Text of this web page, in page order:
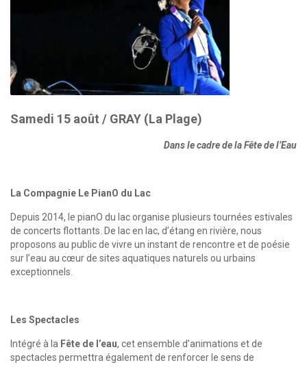
Samedi 15 août / GRAY (La Plage)
Dans le cadre de la Fête de l’Eau
La Compagnie Le PianO du Lac
Depuis 2014, le pianO du lac organise plusieurs tournées estivales
de concerts flottants. De lac en lac, d’étang en rivière, nous
proposons au public de vivre un instant de rencontre et de poésie
sur l’eau au cœur de sites aquatiques naturels ou urbains
exceptionnels.
Les Spectacles
Intégré à la Fête de l’eau, cet ensemble d’animations et de
spectacles permettra également de renforcer le sens de